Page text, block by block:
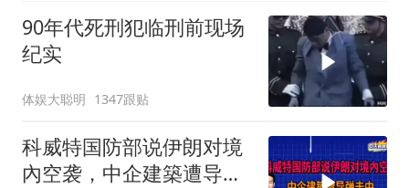
90年代死刑犯临刑前现场
纪实
体娱大聪明 1347跟贴
科威特国防部说伊朗对境
內空袭，中企建築遭导弹